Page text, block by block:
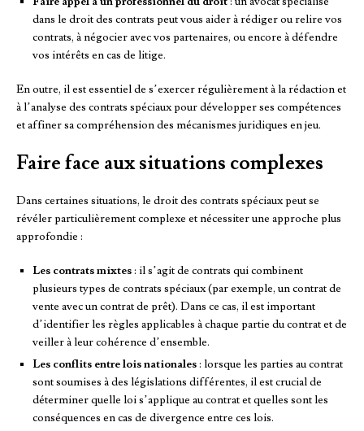
dans le droit des contrats peut vous aider à rédiger ou relire vos
contrats, à négocier avec vos partenaires, ou encore à défendre
vos intérêts en cas de litige.
En outre, il est essentiel de s’exercer régulièrement à la rédaction et
à l’analyse des contrats spéciaux pour développer ses compétences
et affiner sa compréhension des mécanismes juridiques en jeu.
Faire face aux situations complexes
Dans certaines situations, le droit des contrats spéciaux peut se
révéler particulièrement complexe et nécessiter une approche plus
approfondie :
Les contrats mixtes: il s’agit de contrats qui combinent
plusieurs types de contrats spéciaux (par exemple, un contrat de
vente avec un contrat de prêt). Dans ce cas, il est important
d’identifier les règles applicables à chaque partie du contrat et de
veiller à leur cohérence d’ensemble.
Les conflits entre lois nationales: lorsque les parties au contrat
sont soumises à des législations différentes, il est crucial de
déterminer quelle loi s’applique au contrat et quelles sont les
conséquences en cas de divergence entre ces lois.